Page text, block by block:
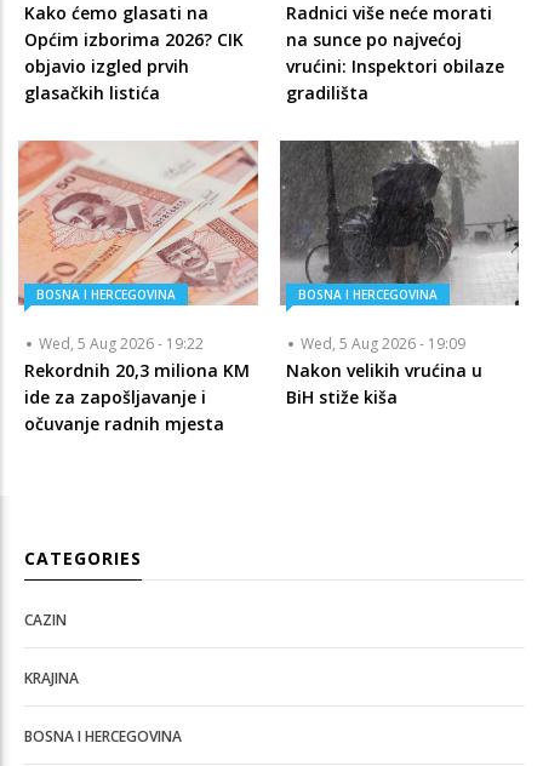
Kako ćemo glasati na
Općim izborima 2026? CIK
objavio izgled prvih
glasačkih listića
Radnici više neće morati
na sunce po najvećoj
vrućini: Inspektori obilaze
gradilišta
BOSNA I HERCEGOVINA
Wed, 5 Aug 2026 - 19:22
Rekordnih 20,3 miliona KM
ide za zapošljavanje i
očuvanje radnih mjesta
BOSNA I HERCEGOVINA
Wed, 5 Aug 2026 - 19:09
Nakon velikih vrućina u
BiH stiže kiša
CATEGORIES
CAZIN
KRAJINA
BOSNA I HERCEGOVINA